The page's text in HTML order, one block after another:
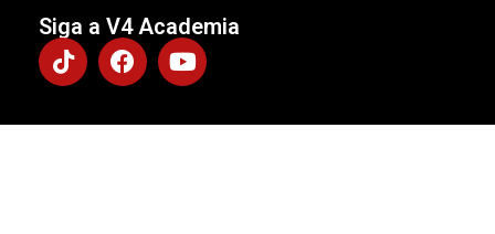
Siga a V4 Academia